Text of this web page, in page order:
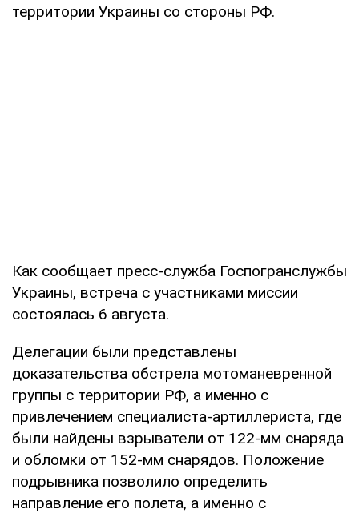
территории Украины со стороны РФ.
Как сообщает пресс-служба Госпогранслужбы
Украины, встреча с участниками миссии
состоялась 6 августа.
Делегации были представлены
доказательства обстрела мотоманевренной
группы с территории РФ, а именно с
привлечением специалиста-артиллериста, где
были найдены взрыватели от 122-мм снаряда
и обломки от 152-мм снарядов. Положение
подрывника позволило определить
направление его полета, а именно с